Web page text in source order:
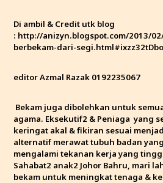
Di ambil & Credit utk blog
: http://anizyn.blogspot.com/2013/
berbekam-dari-
editor Azmal Razak 0192235067
Bekam juga dibolehkan untuk
agama. Eksekutif2 & Peniaga yang
keringat akal & fikiran sesuai
alternatif merawat tubuh badan
mengalami tekanan kerja yang
Sahabat2 anak2 Johor Bahru, mari
bekam untuk meningkat tenaga &